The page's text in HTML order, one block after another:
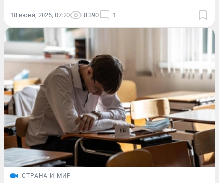
18 июня, 2026, 07:20 8 390 1
СТРАНА И МИР